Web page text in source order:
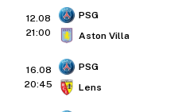
12.08
21:00
PSG
Aston Villa
16.08
20:45
PSG
Lens